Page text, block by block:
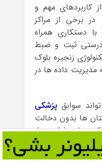
کاربردهای مهم و
برخی از مراکز
با دستکاری همراه
ثبت و ضبط
زنجیره بلوک
مدیریت داده ها در
سوابقپزشکی
ها بدون دخالت
در این فرایند ، از
ها اطمینان حاصل
در مقیاس بالا